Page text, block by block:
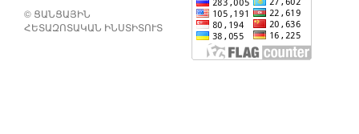
© ՑԱՆՑԱՅԻՆ
ՀԵՏԱԶՈՏԱԿԱՆ ԻՆՍՏԻՏՈՒՏ